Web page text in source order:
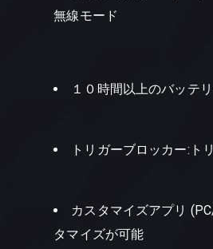
無線モード
１０時間以上のバッテ
トリガーブロッカー:ト
カスタマイズアプリ
タマイズが可能